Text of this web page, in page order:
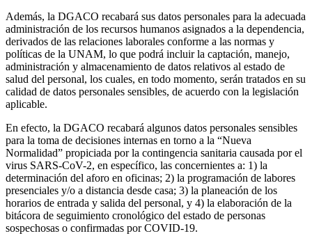
Además, la DGACO recabará sus datos personales para la adecuada
administración de los recursos humanos asignados a la dependencia,
derivados de las relaciones laborales conforme a las normas y
políticas de la UNAM, lo que podrá incluir la captación, manejo,
administración y almacenamiento de datos relativos al estado de
salud del personal, los cuales, en todo momento, serán tratados en su
calidad de datos personales sensibles, de acuerdo con la legislación
aplicable.
En efecto, la DGACO recabará algunos datos personales sensibles
para la toma de decisiones internas en torno a la “Nueva
Normalidad” propiciada por la contingencia sanitaria causada por el
virus SARS-CoV-2, en específico, las concernientes a: 1) la
determinación del aforo en oficinas; 2) la programación de labores
presenciales y/o a distancia desde casa; 3) la planeación de los
horarios de entrada y salida del personal, y 4) la elaboración de la
bitácora de seguimiento cronológico del estado de personas
sospechosas o confirmadas por COVID-19.